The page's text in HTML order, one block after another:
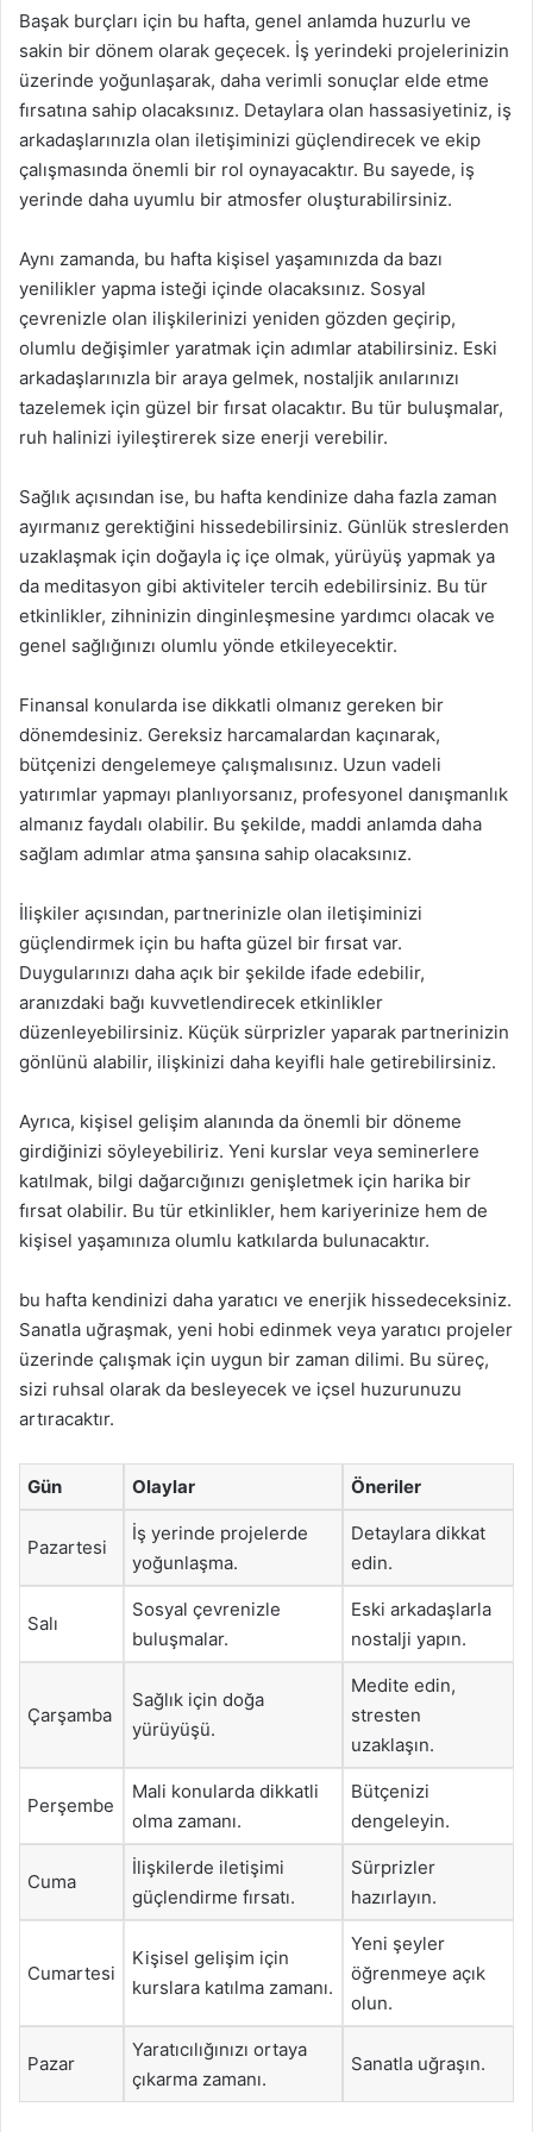
Başak burçları için bu hafta, genel anlamda huzurlu ve
sakin bir dönem olarak geçecek. İş yerindeki projelerinizin
üzerinde yoğunlaşarak, daha verimli sonuçlar elde etme
fırsatına sahip olacaksınız. Detaylara olan hassasiyetiniz, iş
arkadaşlarınızla olan iletişiminizi güçlendirecek ve ekip
çalışmasında önemli bir rol oynayacaktır. Bu sayede, iş
yerinde daha uyumlu bir atmosfer oluşturabilirsiniz.
Aynı zamanda, bu hafta kişisel yaşamınızda da bazı
yenilikler yapma isteği içinde olacaksınız. Sosyal
çevrenizle olan ilişkilerinizi yeniden gözden geçirip,
olumlu değişimler yaratmak için adımlar atabilirsiniz. Eski
arkadaşlarınızla bir araya gelmek, nostaljik anılarınızı
tazelemek için güzel bir fırsat olacaktır. Bu tür buluşmalar,
ruh halinizi iyileştirerek size enerji verebilir.
Sağlık açısından ise, bu hafta kendinize daha fazla zaman
ayırmanız gerektiğini hissedebilirsiniz. Günlük streslerden
uzaklaşmak için doğayla iç içe olmak, yürüyüş yapmak ya
da meditasyon gibi aktiviteler tercih edebilirsiniz. Bu tür
etkinlikler, zihninizin dinginleşmesine yardımcı olacak ve
genel sağlığınızı olumlu yönde etkileyecektir.
Finansal konularda ise dikkatli olmanız gereken bir
dönemdesiniz. Gereksiz harcamalardan kaçınarak,
bütçenizi dengelemeye çalışmalısınız. Uzun vadeli
yatırımlar yapmayı planlıyorsanız, profesyonel danışmanlık
almanız faydalı olabilir. Bu şekilde, maddi anlamda daha
sağlam adımlar atma şansına sahip olacaksınız.
İlişkiler açısından, partnerinizle olan iletişiminizi
güçlendirmek için bu hafta güzel bir fırsat var.
Duygularınızı daha açık bir şekilde ifade edebilir,
aranızdaki bağı kuvvetlendirecek etkinlikler
düzenleyebilirsiniz. Küçük sürprizler yaparak partnerinizin
gönlünü alabilir, ilişkinizi daha keyifli hale getirebilirsiniz.
Ayrıca, kişisel gelişim alanında da önemli bir döneme
girdiğinizi söyleyebiliriz. Yeni kurslar veya seminerlere
katılmak, bilgi dağarcığınızı genişletmek için harika bir
fırsat olabilir. Bu tür etkinlikler, hem kariyerinize hem de
kişisel yaşamınıza olumlu katkılarda bulunacaktır.
bu hafta kendinizi daha yaratıcı ve enerjik hissedeceksiniz.
Sanatla uğraşmak, yeni hobi edinmek veya yaratıcı projeler
üzerinde çalışmak için uygun bir zaman dilimi. Bu süreç,
sizi ruhsal olarak da besleyecek ve içsel huzurunuzu
artıracaktır.
Gün Olaylar Öneriler
Pazartesi
İş yerinde projelerde
yoğunlaşma.
Detaylara dikkat
edin.
Salı
Sosyal çevrenizle
buluşmalar.
Eski arkadaşlarla
nostalji yapın.
Çarşamba
Sağlık için doğa
yürüyüşü.
Medite edin,
stresten
uzaklaşın.
Perşembe
Mali konularda dikkatli
olma zamanı.
Bütçenizi
dengeleyin.
Cuma
İlişkilerde iletişimi
güçlendirme fırsatı.
Sürprizler
hazırlayın.
Cumartesi
Kişisel gelişim için
kurslara katılma zamanı.
Yeni şeyler
öğrenmeye açık
olun.
Pazar
Yaratıcılığınızı ortaya
çıkarma zamanı.
Sanatla uğraşın.